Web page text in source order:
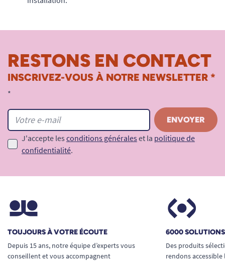
RESTONS EN CONTACT
INSCRIVEZ-VOUS À NOTRE NEWSLETTER *
*
J'accepte les conditions générales et la politique de
confidentialité.
TOUJOURS À VOTRE ÉCOUTE
Depuis 15 ans, notre équipe d’experts vous
conseillent et vous accompagnent
6000
Des produits
rendons